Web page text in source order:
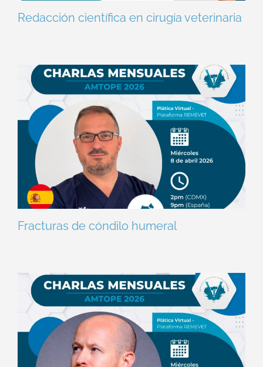
Redacción científica en cirugía veterinaria
Fracturas de cóndilo humeral